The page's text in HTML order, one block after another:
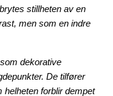
stillheten av en
men som en indre
dekorative
De tilfører
forblir dempet